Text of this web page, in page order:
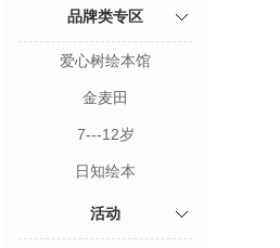
品牌类专区
爱心树绘本馆
金麦田
7---12岁
日知绘本
活动